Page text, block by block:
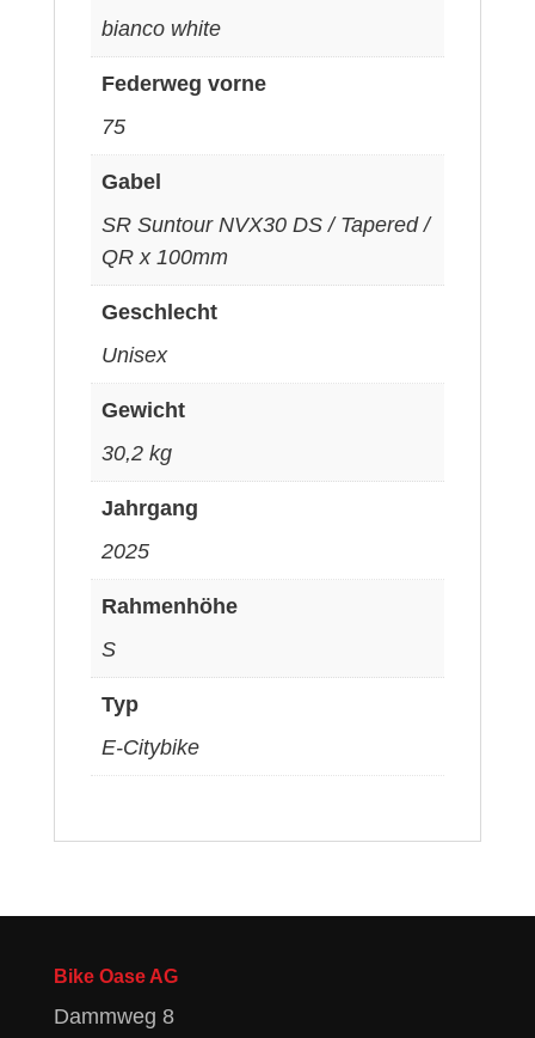
bianco white
Federweg vorne
75
Gabel
SR Suntour NVX30 DS / Tapered /
QR x 100mm
Geschlecht
Unisex
Gewicht
30,2 kg
Jahrgang
2025
Rahmenhöhe
S
Typ
E-Citybike
Bike Oase AG
Dammweg 8